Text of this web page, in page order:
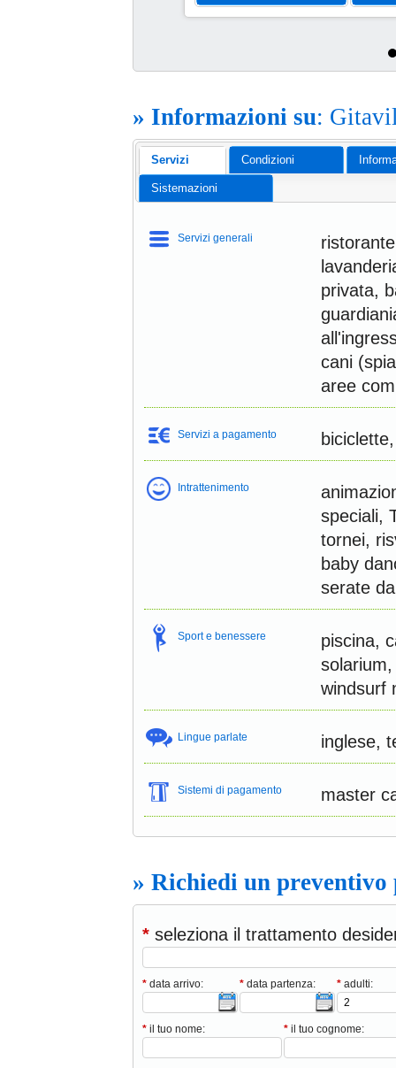
» Informazioni su:
Servizi Condizioni
Sistemazioni
Servizi generali
privata,
cani
aree
Servizi a pagamento
Intrattenimento
speciali,
tornei,
baby
serate
Sport e benessere
piscina,
windsurf
Lingue parlate inglese,
Sistemi di pagamento master
» Richiedi un preventivo
* seleziona il trattamento
* data arrivo: * data partenza: * adulti:
* il tuo nome: * il tuo cognome: